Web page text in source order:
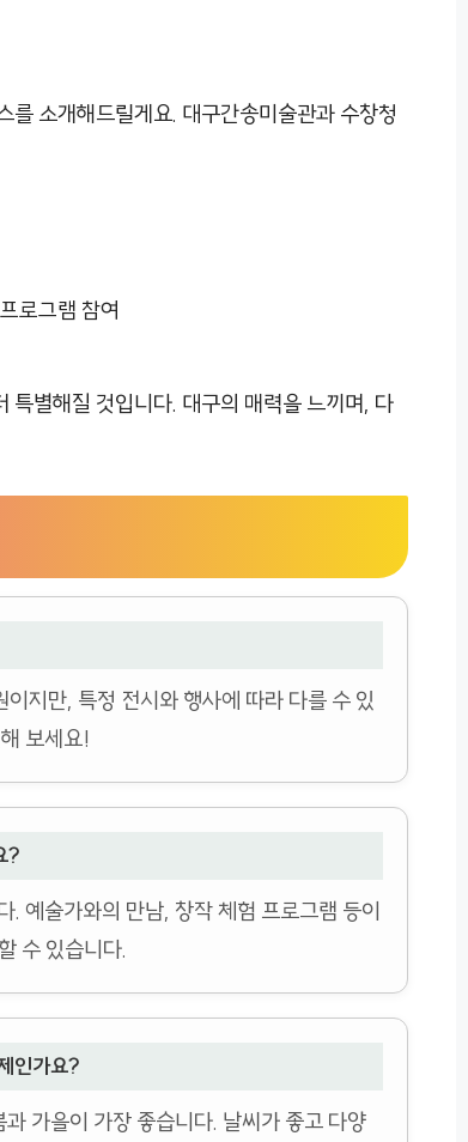
를 소개해드릴게요. 대구간송미술관과 수창청
로그램 참여
특별해질 것입니다. 대구의 매력을 느끼며, 다
지만, 특정 전시와 행사에 따라 다를 수 있
보세요!
?
. 예술가와의 만남, 창작 체험 프로그램 등이
수 있습니다.
인가요?
가을이 가장 좋습니다. 날씨가 좋고 다양